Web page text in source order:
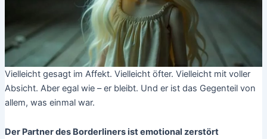
Vielleicht gesagt im Affekt. Vielleicht öfter. Vielleicht mit voller
Absicht. Aber egal wie – er bleibt. Und er ist das Gegenteil von
allem, was einmal war.
Der Partner des Borderliners ist emotional zerstört